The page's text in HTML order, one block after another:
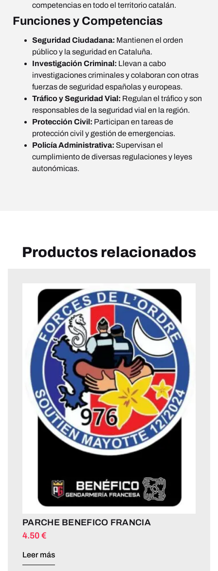
competencias en todo el territorio catalán.
Funciones y Competencias
Seguridad Ciudadana: Mantienen el orden
público y la seguridad en Cataluña.
Investigación Criminal: Llevan a cabo
investigaciones criminales y colaboran con otras
fuerzas de seguridad españolas y europeas.
Tráfico y Seguridad Vial: Regulan el tráfico y son
responsables de la seguridad vial en la región.
Protección Civil: Participan en tareas de
protección civil y gestión de emergencias.
Policía Administrativa: Supervisan el
cumplimiento de diversas regulaciones y leyes
autonómicas.
Productos relacionados
PARCHE BENEFICO FRANCIA
4.50 €
Leer más